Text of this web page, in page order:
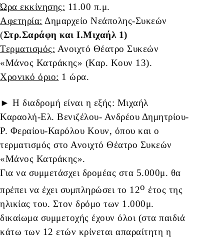
Ώρα εκκίνησης: 11.00 π.μ.
Αφετηρία: Δημαρχείο Νεάπολης-Συκεών
(Στρ.Σαράφη και Ι.Μιχαήλ 1)
Τερματισμός: Ανοιχτό Θέατρο Συκεών
«Μάνος Κατράκης» (Καρ. Κουν 13).
Χρονικό όριο: 1 ώρα.
► Η διαδρομή είναι η εξής: Μιχαήλ
Καραολή-Ελ. Βενιζέλου- Ανδρέου Δημητρίου-
Ρ. Φεραίου-Καρόλου Κουν, όπου και ο
τερματισμός στο Ανοιχτό Θέατρο Συκεών
«Μάνος Κατράκης».
Για να συμμετάσχει δρομέας στα 5.000μ. θα
πρέπει να έχει συμπληρώσει το 12ο έτος της
ηλικίας του. Στον δρόμο των 1.000μ.
δικαίωμα συμμετοχής έχουν όλοι (στα παιδιά
κάτω των 12 ετών κρίνεται απαραίτητη η